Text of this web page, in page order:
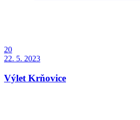
20
22. 5. 2023
Výlet Krňovice